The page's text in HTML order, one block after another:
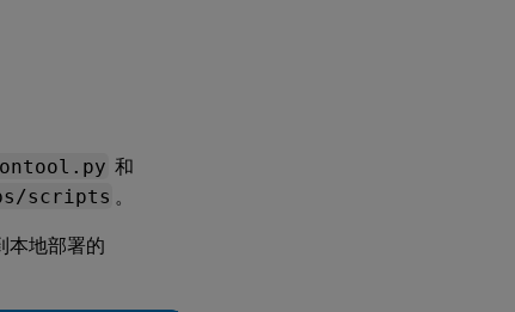
和
scripts 。
本地部署的